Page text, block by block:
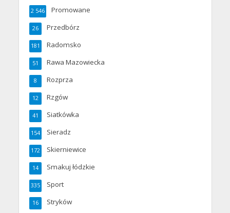
Promowane
2 546
Przedbórz
26
Radomsko
181
Rawa Mazowiecka
51
Rozprza
8
Rzgów
12
Siatkówka
41
Sieradz
154
Skierniewice
172
Smakuj łódzkie
14
Sport
335
Stryków
16